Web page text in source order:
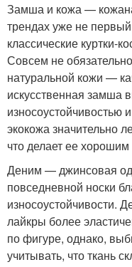
Замша и кожа —
трендах уже не
классические куртки-
Совсем не
натуральной кожи —
искусственная замша
износоустойчивостью
экокожа значительно
что делает ее
Деним — джинсовая
повседневной носки
износоустойчивости.
лайкры более
по фигуре, однако,
учитывать, что ткань